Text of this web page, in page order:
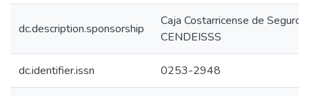
dc.description.sponsorship
Caja Costarricense de Seguro
CENDEISSS
dc.identifier.issn 0253-2948